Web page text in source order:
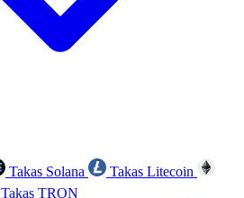
Takas Solana
Takas Litecoin
Takas TRON